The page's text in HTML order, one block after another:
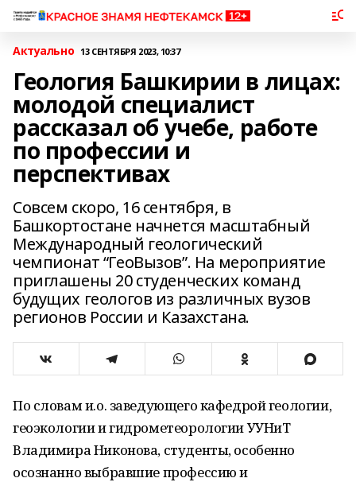
Актуально 13 СЕНТЯБРЯ 2023, 10:37
Геология Башкирии в лицах:
молодой специалист
рассказал об учебе, работе
по профессии и
перспективах
Совсем скоро, 16 сентября, в
Башкортостане начнется масштабный
Международный геологический
чемпионат “ГеоВызов”. На мероприятие
приглашены 20 студенческих команд
будущих геологов из различных вузов
регионов России и Казахстана.
По словам и.о. заведующего кафедрой геологии,
геоэкологии и гидрометеорологии УУНиТ
Владимира Никонова, студенты, особенно
осознанно выбравшие профессию и